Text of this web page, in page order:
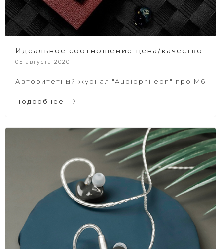
Идеальное соотношение цена/качество
05 августа 2020
Авторитетный журнал "Audiophileon" про M6
Подробнее